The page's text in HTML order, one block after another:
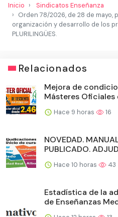
Inicio
Sindicatos Enseñanza
Orden 78/2026, de 28 de mayo,
organización y desarrollo de los
PLURILINGÜES.
Relacionados
Mejora de
Másteres Oficiales
Hace 9 horas 16
NOVEDAD.
PUBLICADO.
Hace 10 horas 43
Estadística de la
de Enseñanzas